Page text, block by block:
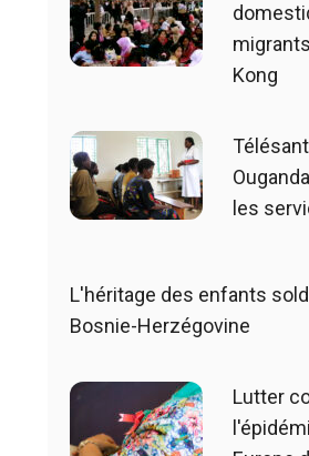
Kong
les
L'héritage des enfants
Bosnie-Herzégovine
Lutter